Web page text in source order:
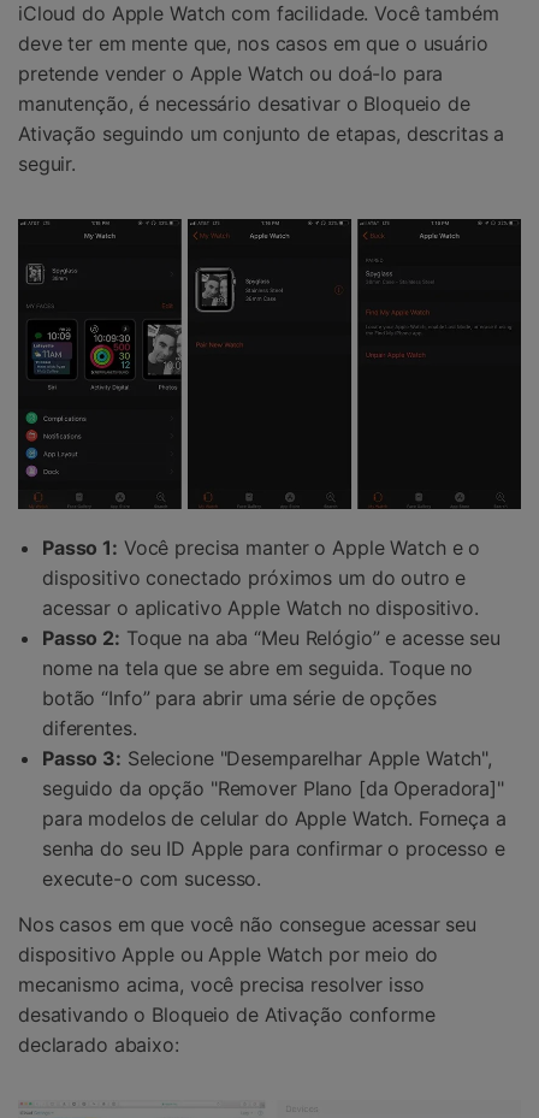
iCloud do Apple Watch com facilidade. Você também
deve ter em mente que, nos casos em que o usuário
pretende vender o Apple Watch ou doá-lo para
manutenção, é necessário desativar o Bloqueio de
Ativação seguindo um conjunto de etapas, descritas a
seguir.
Passo 1: Você precisa manter o Apple Watch e o
dispositivo conectado próximos um do outro e
acessar o aplicativo Apple Watch no dispositivo.
Passo 2: Toque na aba “Meu Relógio” e acesse seu
nome na tela que se abre em seguida. Toque no
botão “Info” para abrir uma série de opções
diferentes.
Passo 3: Selecione "Desemparelhar Apple Watch",
seguido da opção "Remover Plano [da Operadora]"
para modelos de celular do Apple Watch. Forneça a
senha do seu ID Apple para confirmar o processo e
execute-o com sucesso.
Nos casos em que você não consegue acessar seu
dispositivo Apple ou Apple Watch por meio do
mecanismo acima, você precisa resolver isso
desativando o Bloqueio de Ativação conforme
declarado abaixo: